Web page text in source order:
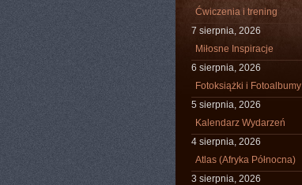
Ćwiczenia i trening
7 sierpnia, 2026
Miłosne Inspiracje
6 sierpnia, 2026
Fotoksiążki i Fotoalbumy
5 sierpnia, 2026
Kalendarz Wydarzeń
4 sierpnia, 2026
Atlas (Afryka Północna)
3 sierpnia, 2026